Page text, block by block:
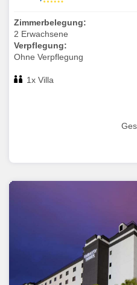
Zimmerbelegung:
2 Erwachsene
Verpflegung:
Ohne Verpflegung
1x Villa